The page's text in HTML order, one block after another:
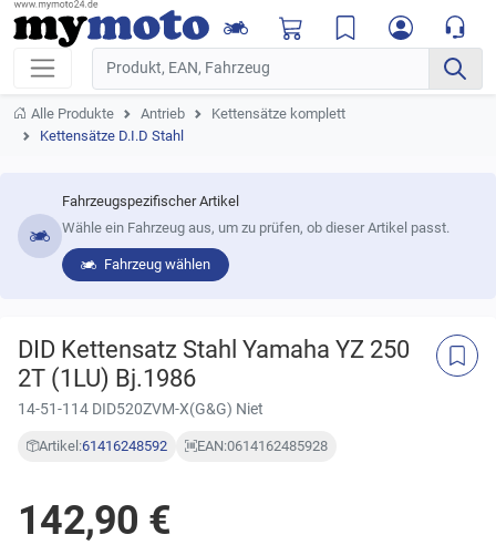
Alle Produkte Antrieb
Kettensätze komplett
Kettensätze D.I.D Stahl
Fahrzeugspezifischer Artikel
Wähle ein Fahrzeug aus, um zu prüfen, ob dieser Artikel passt.
Fahrzeug wählen
DID Kettensatz Stahl Yamaha YZ 250
2T (1LU) Bj.1986
14-51-114 DID520ZVM-X(G&G) Niet
Artikel:61416248592 EAN:0614162485928
142,90 €